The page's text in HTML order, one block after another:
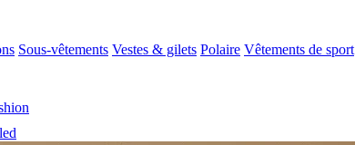
Sous-vêtements Vestes & gilets Polaire Vêtements de sport